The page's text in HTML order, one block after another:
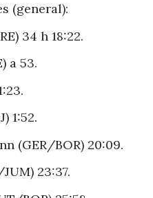
(general):
34 h 18:22.
a 53.
1:52.
(GER/BOR) 20:09.
23:37.